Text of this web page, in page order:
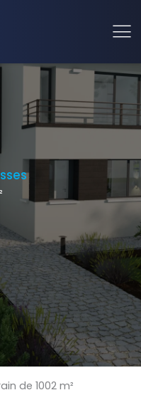
de 1002 m²